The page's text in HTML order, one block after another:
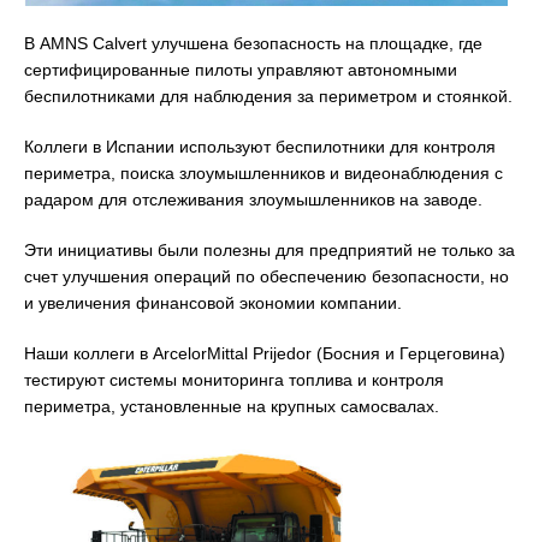
В AMNS Calvert улучшена безопасность на площадке, где
сертифицированные пилоты управляют автономными
беспилотниками для наблюдения за периметром и стоянкой.
Коллеги в Испании используют беспилотники для контроля
периметра, поиска злоумышленников и видеонаблюдения с
радаром для отслеживания злоумышленников на заводе.
Эти инициативы были полезны для предприятий не только за
счет улучшения операций по обеспечению безопасности, но
и увеличения финансовой экономии компании.
Наши коллеги в ArcelorMittal Prijedor (Босния и Герцеговина)
тестируют системы мониторинга топлива и контроля
периметра, установленные на крупных самосвалах.